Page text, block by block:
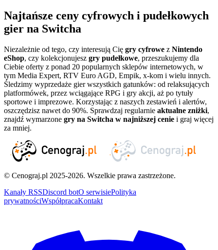
Najtańsze ceny cyfrowych i pudełkowych
gier na Switcha
Niezależnie od tego, czy interesują Cię gry cyfrowe z Nintendo
eShop, czy kolekcjonujesz gry pudełkowe, przeszukujemy dla
Ciebie oferty z ponad 20 popularnych sklepów internetowych, w
tym Media Expert, RTV Euro AGD, Empik, x-kom i wielu innych.
Śledzimy wyprzedaże gier wszystkich gatunków: od relaksujących
platformówek, przez wciągające RPG i gry akcji, aż po tytuły
sportowe i imprezowe. Korzystając z naszych zestawień i alertów,
oszczędzisz nawet do 90%. Sprawdzaj regularnie aktualne zniżki,
znajdź wymarzone gry na Switcha w najniższej cenie i graj więcej
za mniej.
© Cenograj.pl 2025-2026. Wszelkie prawa zastrzeżone.
Kanały RSSDiscord botO serwisiePolityka
prywatnościWspółpracaKontakt